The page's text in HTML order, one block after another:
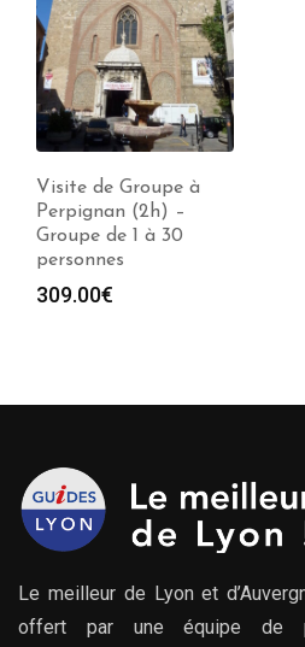
Visite de Groupe à
Perpignan (2h) –
Groupe de 1 à 30
personnes
309.00€
Le meilleur de Lyon et
offert par une équipe de